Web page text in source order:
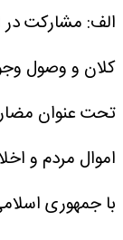
الف: مشارکت در
کلان و وصول
تحت عنوان
اموال مردم و
با جمهوری